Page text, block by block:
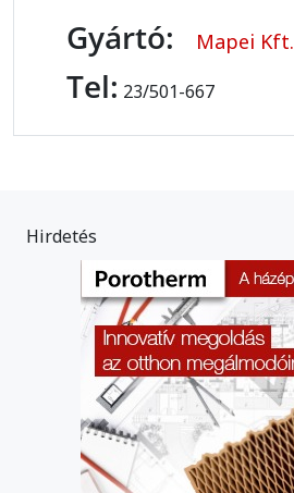
Gyártó: Mapei Kft.
Tel: 23/501-667
Hirdetés